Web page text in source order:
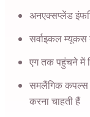
अनएक्सप्लेंड
सर्वाइकल म्यूकस
एग तक पहुंचने में
समलैंगिक कपल्स
करना चाहती हैं